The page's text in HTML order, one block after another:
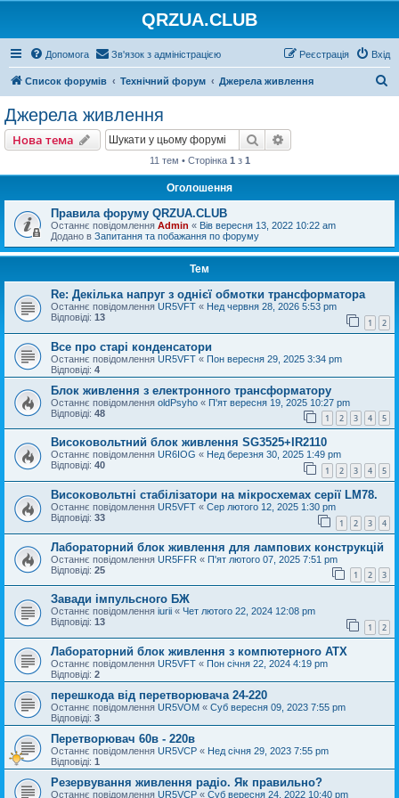
QRZUA.CLUB
Допомога Зв'язок з адміністрацією Вхід
Реєстрація
Список форумів Технічний форум Джерела живлення
Джерела живлення
Нова тема Пошук
11 тем • Сторінка 1 з 1
Оголошення
Правила форуму QRZUA.CLUB
Останнє повідомлення Admin « Вів вересня 13, 2022 10:22 am
Додано в Запитання та побажання по форуму
Тем
Re: Декілька напруг з однієї обмотки трансформатора
Останнє повідомлення UR5VFT « Нед червня 28, 2026 5:53 pm
Відповіді: 13 1 2
Все про старі конденсатори
Останнє повідомлення UR5VFT « Пон вересня 29, 2025 3:34 pm
Відповіді: 4
Блок живлення з електронного трансформатору
Останнє повідомлення oldPsyho « П'ят вересня 19, 2025 10:27 pm
Відповіді: 48 1 2 3 4 5
Високовольтний блок живлення SG3525+IR2110
Останнє повідомлення UR6IOG « Нед березня 30, 2025 1:49 pm
Відповіді: 40 1 2 3 4 5
Високовольтні стабілізатори на мікросхемах серії LM78.
Останнє повідомлення UR5VFT « Сер лютого 12, 2025 1:30 pm
Відповіді: 33 1 2 3 4
Лабораторний блок живлення для лампових конструкцій
Останнє повідомлення UR5FFR « П'ят лютого 07, 2025 7:51 pm
Відповіді: 25 1 2 3
Завади імпульсного БЖ
Останнє повідомлення iurii « Чет лютого 22, 2024 12:08 pm
Відповіді: 13 1 2
Лабораторний блок живлення з компютерного АТХ
Останнє повідомлення UR5VFT « Пон січня 22, 2024 4:19 pm
Відповіді: 2
перешкода від перетворювача 24-220
Останнє повідомлення UR5VOM « Суб вересня 09, 2023 7:55 pm
Відповіді: 3
Перетворювач 60в - 220в
Останнє повідомлення UR5VCP « Нед січня 29, 2023 7:55 pm
Відповіді: 1
Резервування живлення радіо. Як правильно?
Останнє повідомлення UR5VCP « Суб вересня 24, 2022 10:40 pm